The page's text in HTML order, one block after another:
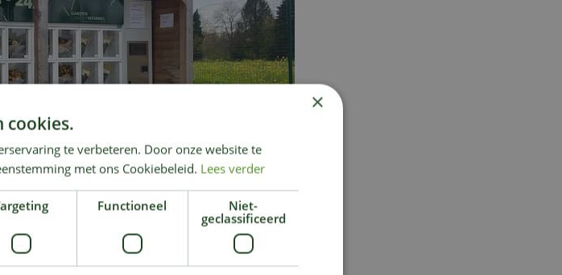
– fleurs fraîches 24/7
×
cookies.
te verbeteren. Door onze website te
met ons Cookiebeleid. Lees verder
Functioneel
Niet-
geclassificeerd